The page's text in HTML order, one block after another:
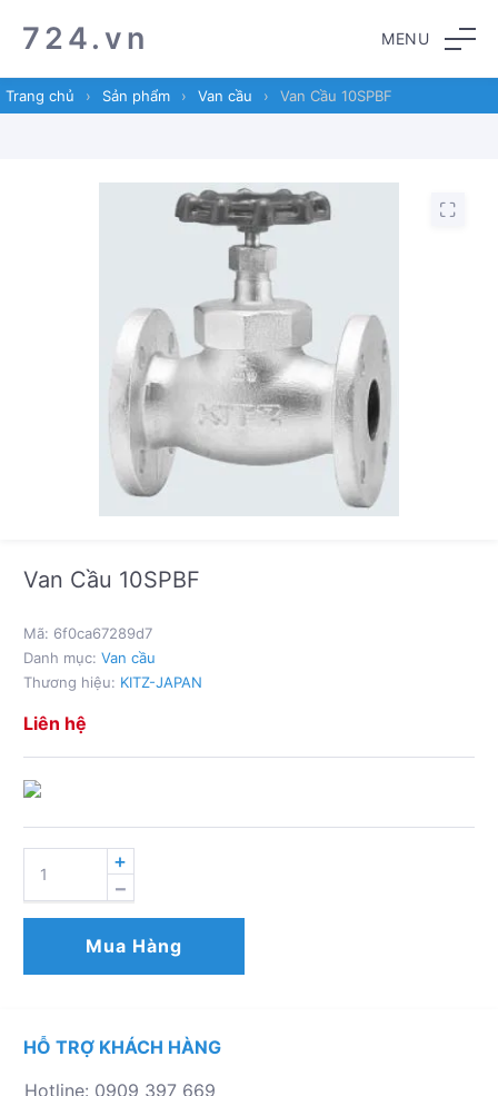
to
navigation
to
content
724.vn MENU
Trang chủ › Sản phẩm › Van cầu › Van Cầu 10SPBF
Van Cầu 10SPBF
Liên hệ
CẦU
Mua Hàng
Mã: 6f0ca67289d7
Danh mục: Van cầu
Thương hiệu: KITZ-JAPAN
HỖ TRỢ KHÁCH HÀNG
Hotline: 0909 397 669